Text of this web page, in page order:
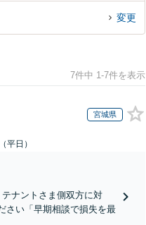
変更
7件中 1-7件を表示
宮城県
平日）
ナントさま側双方に対
さい「早期相談で損失を最